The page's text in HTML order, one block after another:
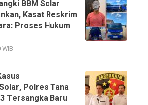
BBM Solar
Kasat Reskrim
Proses Hukum
Polres Tana
Tersangka Baru